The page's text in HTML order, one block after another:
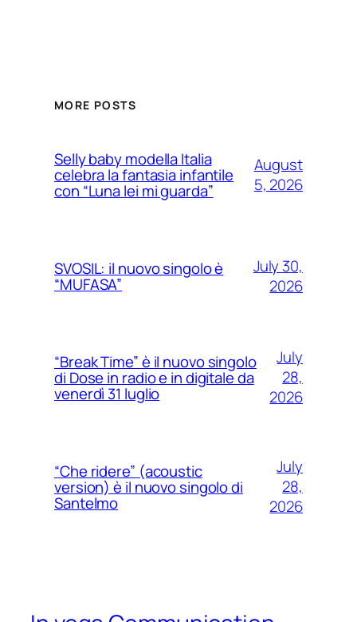
MORE POSTS
Selly baby modella Italia
celebra la fantasia infantile
con “Luna lei mi guarda”
August
5, 2026
SVOSIL: il nuovo singolo è
“MUFASA”
July 30,
2026
“Break Time” è il nuovo singolo
di Dose in radio e in digitale da
venerdì 31 luglio
July
28,
2026
“Che ridere” (acoustic
version) è il nuovo singolo di
Santelmo
July
28,
2026